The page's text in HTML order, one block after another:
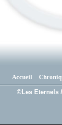
Accueil
©Les Eternels